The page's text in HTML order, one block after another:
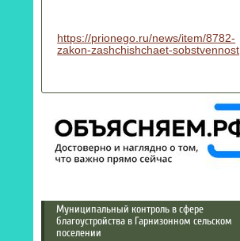
https://prionego.ru/news/item/8782-
zakon-zashchishchaet-sobstvennost
Муниципальный контроль в сфере
благоустройства в Гарнизонном сельском
поселении